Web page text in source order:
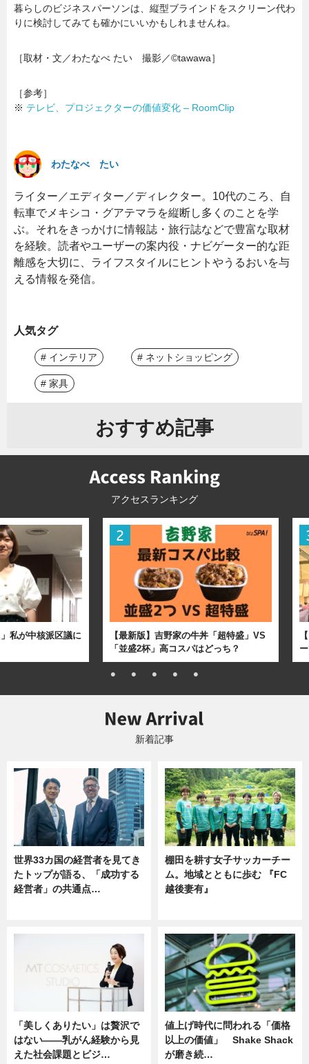
暮らしのビジネスパーソンは、縦型ブラインドをスクリーン代わ
りに検討してみても確かにいいかもしれませんね。
［取材・文／わたなべ たい 撮影／©︎tawawa］
［参考］
※ テレビ、プロジェクターの価値変化 – RoomClip
わたなべ たい
ライター／エディター／ディレクター。10代のころ、自
転車でメキシコ・グアテマラを縦断し多くのことを学
ぶ。それをきっかけに情報誌・旅行誌などで豊富な取材
を経験。読者やユーザーの案内役・ナビゲーター的な距
離感を大切に、ライフスタイルにヒントやうるおいを与
える情報を発信。
人気タグ
# インテリア # ネットショッピング
# 家具
おすすめ記事
アクセスランキング
私が中核派区議に
【最新版】吉野家の牛丼「超特盛」VS
「並盛2杯」高コスパはどっち？
新着記事
世界33カ国の経営者を見てき
たトップが語る、「成功する
経営者」の共通点…
棚田を耕す女子サッカーチー
ム。地域とともに歩む 『FC
越後妻有』
「美しくありたい」は贅沢で
はない――乳がん経験から見
えた社会課題とビジ…
値上げ時代に問われる「価格
以上の価値」 Shake Shack
が磨き続…